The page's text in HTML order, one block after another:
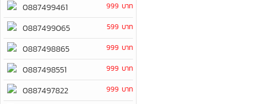
0887499461 999 บาท
0887499065 599 บาท
0887498865 999 บาท
0887498551 999 บาท
0887497822 999 บาท